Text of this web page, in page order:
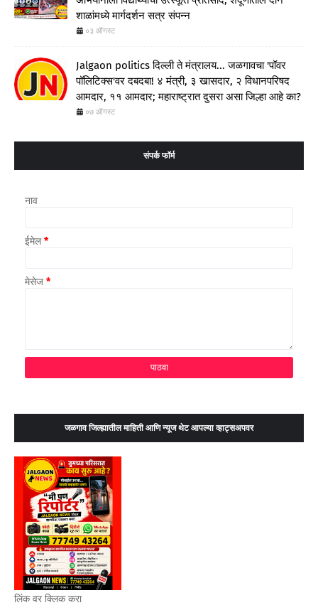
शाळांमध्ये मार्गदर्शन सत्र संपन्न
०३ ऑगस्ट
Jalgaon politics दिल्ली ते मंत्रालय... जळगावचा 'पॉवर
पॉलिटिक्स'वर दबदबा! ४ मंत्री, ३ खासदार, २ विधानपरिषद
आमदार, ११ आमदार; महाराष्ट्रात दुसरा असा जिल्हा आहे का?
०७ ऑगस्ट
संपर्क फॉर्म
नाव
ईमेल*
मेसेज *
जळगाव जिल्ह्यातील माहिती आणि न्यूज थेट आपल्या व्हाट्सअपवर
लिंक वर क्लिक करा